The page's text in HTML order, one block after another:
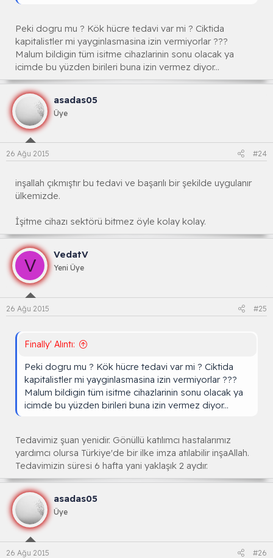
Peki dogru mu ? Kök hücre tedavi var mi ? Ciktida
kapitalistler mi yayginlasmasina izin vermiyorlar ???
Malum bildigin tüm isitme cihazlarinin sonu olacak ya
icimde bu yüzden birileri buna izin vermez diyor...
asadas05
Üye
26 Ağu 2015 #24
inşallah çıkmıştır bu tedavi ve başarılı bir şekilde uygulanır
ülkemizde.
İşitme cihazı sektörü bitmez öyle kolay kolay.
V
VedatV
Yeni Üye
26 Ağu 2015 #25
Finally' Alıntı:
Peki dogru mu ? Kök hücre tedavi var mi ? Ciktida
kapitalistler mi yayginlasmasina izin vermiyorlar ???
Malum bildigin tüm isitme cihazlarinin sonu olacak ya
icimde bu yüzden birileri buna izin vermez diyor...
Tedavimiz şuan yenidir. Gönüllü katılımcı hastalarımız
yardımcı olursa Türkiye'de bir ilke imza atılabilir inşaAllah.
Tedavimizin süresi 6 hafta yani yaklaşık 2 aydır.
asadas05
Üye
26 Ağu 2015 #26